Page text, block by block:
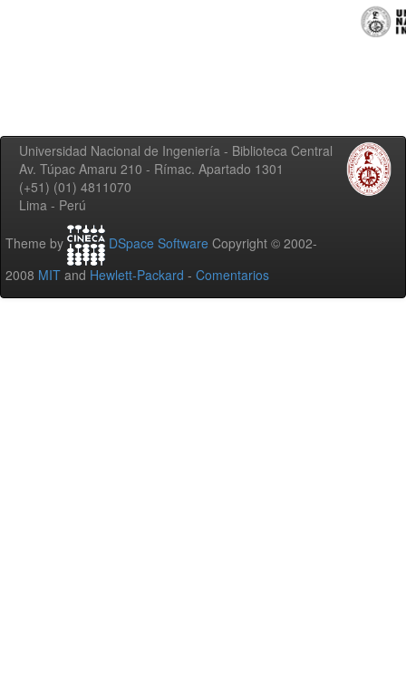
Universidad Nacional de Ingeniería - Biblioteca Central
Av. Túpac Amaru 210 - Rímac. Apartado 1301
(+51) (01) 4811070
Lima - Perú
Theme by DSpace Software Copyright © 2002-
2008 MIT and Hewlett-Packard - Comentarios